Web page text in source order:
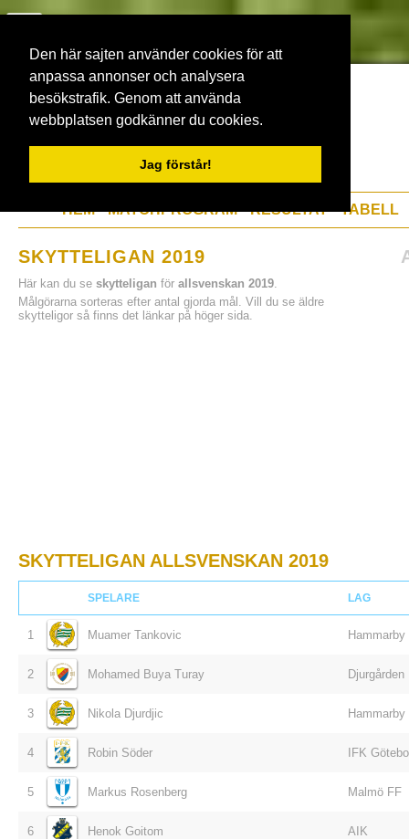
Den här sajten använder cookies för att
anpassa annonser och analysera
besökstrafik. Genom att använda
webbplatsen godkänner du cookies.
Jag förstår!
HEM MATCHPROGRAM RESULTAT TABELL
SKYTTELIGAN 2019
Här kan du se skytteligan för allsvenskan 2019.
Målgörarna sorteras efter antal gjorda mål. Vill du se äldre
skytteligor så finns det länkar på höger sida.
SKYTTELIGAN ALLSVENSKAN 2019
SPELARE LAG
1 Muamer Tankovic Hammarby
2 Mohamed Buya Turay Djurgården
3 Nikola Djurdjic Hammarby
4 Robin Söder IFK
5 Markus Rosenberg Malmö FF
6 Henok Goitom AIK